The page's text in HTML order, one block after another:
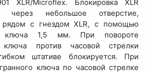
XLR/Microflex. Блокировка XLR
через небольшое отверстие,
рядом с гнездом XLR, с помощью
ключа 1,5 мм. При повороте
ключа против часовой стрелки
штативе блокируется. При
ключа по часовой стрелке